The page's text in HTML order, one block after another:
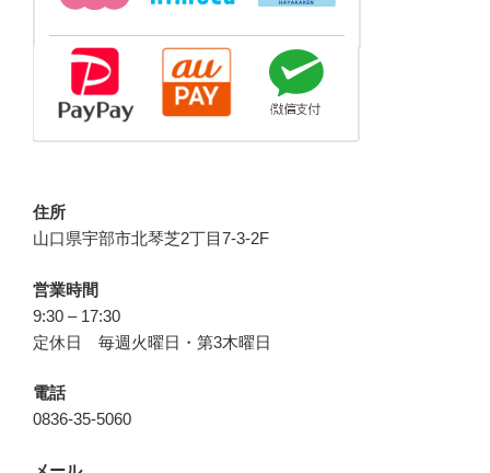
住所
山口県宇部市北琴芝2丁目7-3-2F
営業時間
9:30 – 17:30
定休日 毎週火曜日・第3木曜日
電話
0836-35-5060